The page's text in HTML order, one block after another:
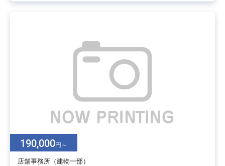
190,000円～
店舗事務所（建物一部）